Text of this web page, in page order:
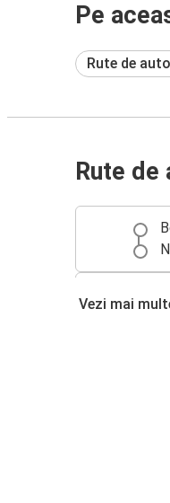
Pe
Rute de
Rute de
Vezi mai